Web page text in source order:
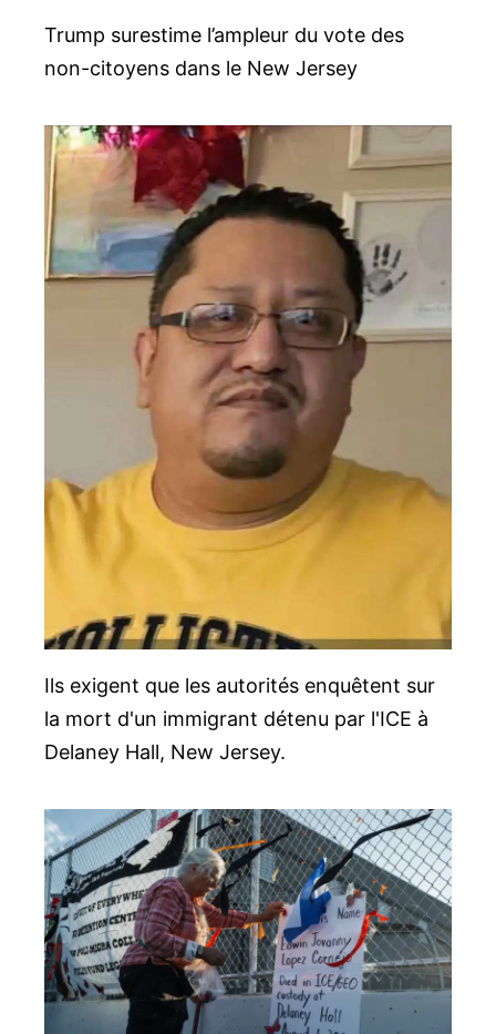
Trump surestime l’ampleur du vote des
non-citoyens dans le New Jersey
Ils exigent que les autorités enquêtent sur
la mort d'un immigrant détenu par l'ICE à
Delaney Hall, New Jersey.